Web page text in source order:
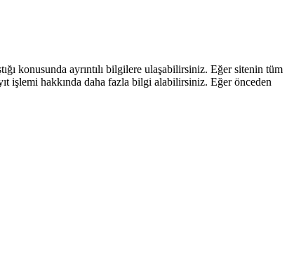
konusunda ayrıntılı bilgilere ulaşabilirsiniz. Eğer sitenin tüm
işlemi hakkında daha fazla bilgi alabilirsiniz. Eğer önceden